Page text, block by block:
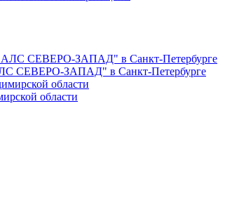
СЕВЕРО-ЗАПАД" в Санкт-Петербурге
области